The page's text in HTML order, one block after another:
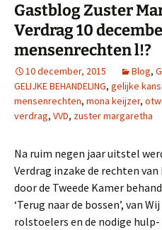
Gastblog Zuster
Verdrag 10
mensenrechten l!?
10 december, 2015 Blog,
GELIJKE BEHANDELING, gelijke
mensenrechten, mona keijzer,
verdrag, VVD, zuster margaretha
Na ruim negen jaar uitstel
Verdrag inzake de rechten
door de Tweede Kamer
‘Terug naar de bossen’, van
rolstoelers en de nodige